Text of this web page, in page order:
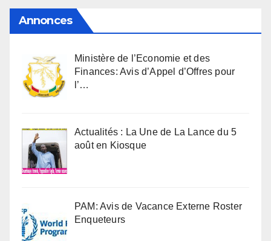
Annonces
Ministère de l’Economie et des
Finances: Avis d’Appel d’Offres pour
l’…
Actualités : La Une de La Lance du 5
août en Kiosque
PAM: Avis de Vacance Externe Roster
Enqueteurs